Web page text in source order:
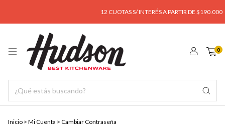
12 CUOTAS S/ INTERÉS A PARTIR DE $190.000
0
Inicio > Mi Cuenta > Cambiar Contraseña